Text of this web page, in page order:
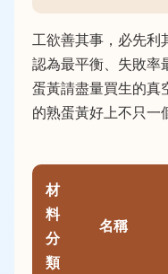
工欲善其事，必先利
認為最平衡、失敗率
蛋黃請盡量買生的真
的熟蛋黃好上不只一
材
料
分
類
名稱